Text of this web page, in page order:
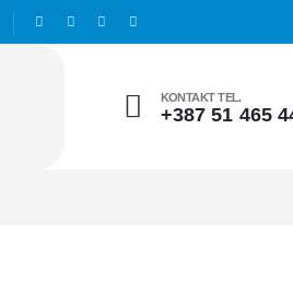
KONTAKT TEL.
+387 51 465